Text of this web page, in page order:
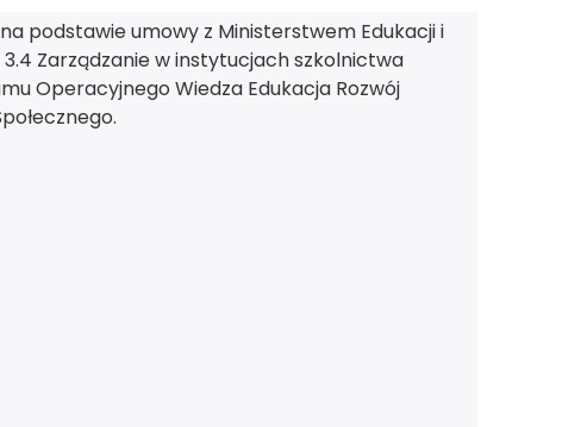
podstawie umowy z Ministerstwem Edukacji i
3.4 Zarządzanie w instytucjach szkolnictwa
Operacyjnego Wiedza Edukacja Rozwój